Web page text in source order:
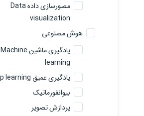
مصورسازی داده Data
visualization
هوش مصنوعی
یادگیری ماشین Machine
learning
یادگیری عمیق Deep learning
بیوانفورماتیک
پردازش تصویر